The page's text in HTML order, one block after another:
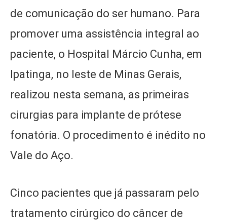
de comunicação do ser humano. Para
promover uma assistência integral ao
paciente, o Hospital Márcio Cunha, em
Ipatinga, no leste de Minas Gerais,
realizou nesta semana, as primeiras
cirurgias para implante de prótese
fonatória. O procedimento é inédito no
Vale do Aço.
Cinco pacientes que já passaram pelo
tratamento cirúrgico do câncer de